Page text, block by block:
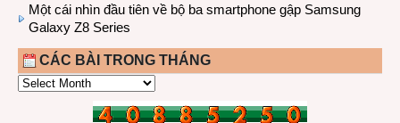
Một cái nhìn đầu tiên về bộ ba smartphone gập Samsung
Galaxy Z8 Series
CÁC BÀI TRONG THÁNG
CÁC